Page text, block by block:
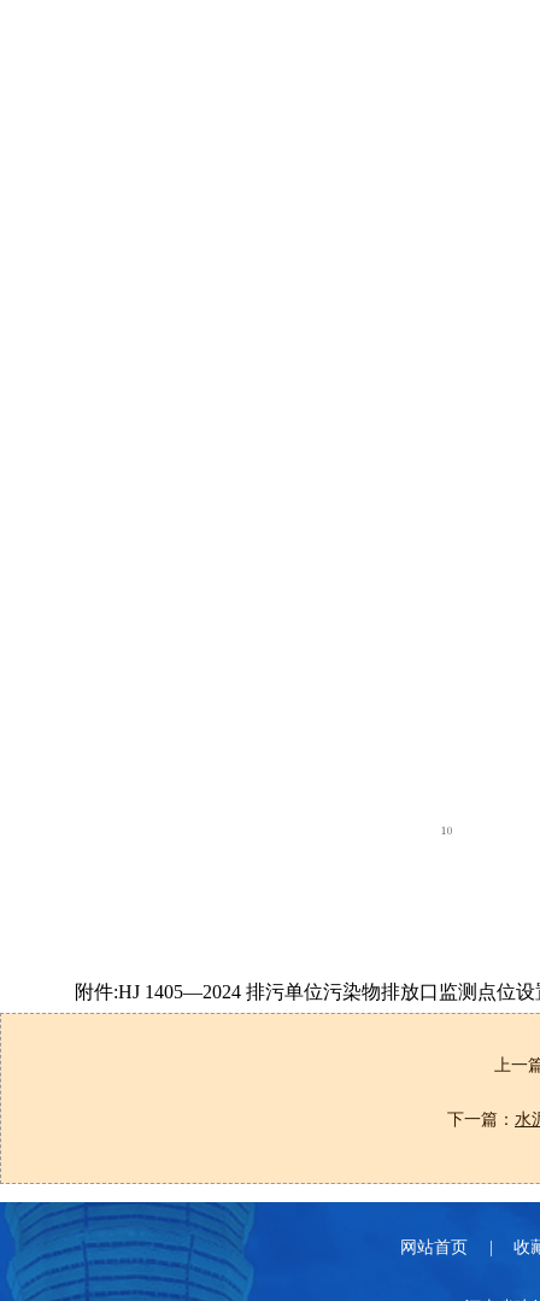
附件:HJ 1405—2024 排污单位污染物排放口监测点位
上一
下一篇： 水